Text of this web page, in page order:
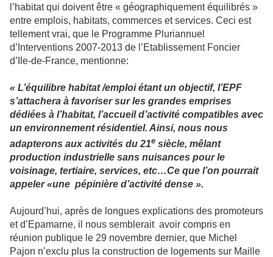
l’habitat qui doivent être « géographiquement équilibrés »
entre emplois, habitats, commerces et services. Ceci est
tellement vrai, que le Programme Pluriannuel
d’Interventions 2007-2013 de l’Etablissement Foncier
d’Ile-de-France, mentionne:
« L’équilibre habitat /emploi étant un objectif, l’EPF
s’attachera à favoriser sur les grandes emprises
dédiées à l’habitat, l’accueil d’activité compatibles avec
un environnement résidentiel. Ainsi, nous nous
adapterons aux activités du 21e siècle, mêlant
production industrielle sans nuisances pour le
voisinage, tertiaire, services, etc…Ce que l’on pourrait
appeler «une pépinière d’activité dense ».
Aujourd’hui, après de longues explications des promoteurs
et d’Epamarne, il nous semblerait avoir compris en
réunion publique le 29 novembre dernier, que Michel
Pajon n’exclu plus la construction de logements sur Maille